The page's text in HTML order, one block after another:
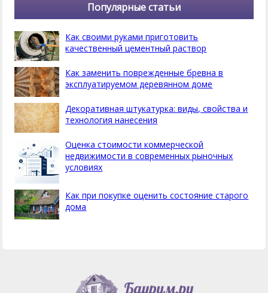
Популярные статьи
Как своими руками приготовить
качественный цементный раствор
Как заменить поврежденные бревна в
эксплуатируемом деревянном доме
Декоративная штукатурка: виды, свойства и
технология нанесения
Оценка стоимости коммерческой
недвижимости в современных рыночных
условиях
Как при покупке оценить состояние старого
дома